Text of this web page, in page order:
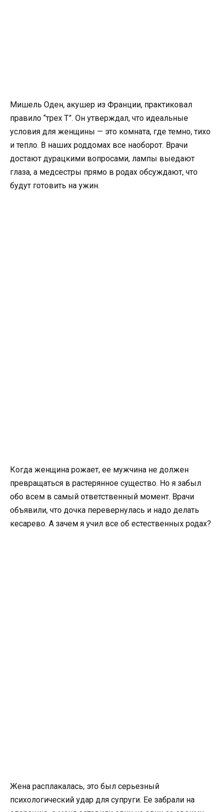
Мишель Оден, акушер из Франции, практиковал
правило “трех Т”. Он утверждал, что идеальные
условия для женщины — это комната, где темно, тихо
и тепло. В наших роддомах все наоборот. Врачи
достают дурацкими вопросами, лампы выедают
глаза, а медсестры прямо в родах обсуждают, что
будут готовить на ужин.
Когда женщина рожает, ее мужчина не должен
превращаться в растерянное существо. Но я забыл
обо всем в самый ответственный момент. Врачи
объявили, что дочка перевернулась и надо делать
кесарево. А зачем я учил все об естественных родах?
Жена расплакалась, это был серьезный
психологический удар для супруги. Ее забрали на